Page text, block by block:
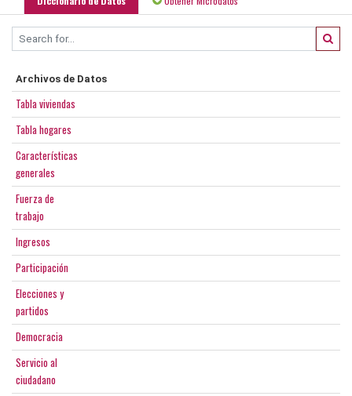
Archivos de Datos
Tabla viviendas
Tabla hogares
Características
generales
Fuerza de
trabajo
Ingresos
Participación
Elecciones y
partidos
Democracia
Servicio al
ciudadano